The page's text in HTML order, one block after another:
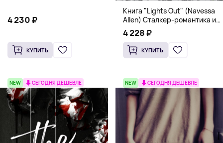
4 230 ₽
КУПИТЬ
Книга "Lights Out" (Navessa
Allen) Сталкер-романтика и
человек в маске (18+)
4 228 ₽
КУПИТЬ
NEW СЕГОДНЯ ДЕШЕВЛЕ NEW СЕГОДНЯ ДЕШЕВЛЕ